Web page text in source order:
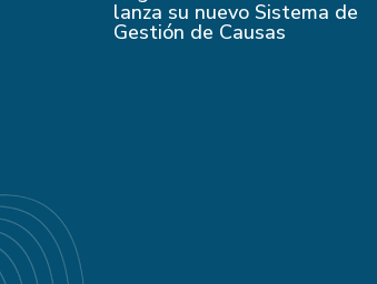
lanza su nuevo Sistema de
Gestión de Causas